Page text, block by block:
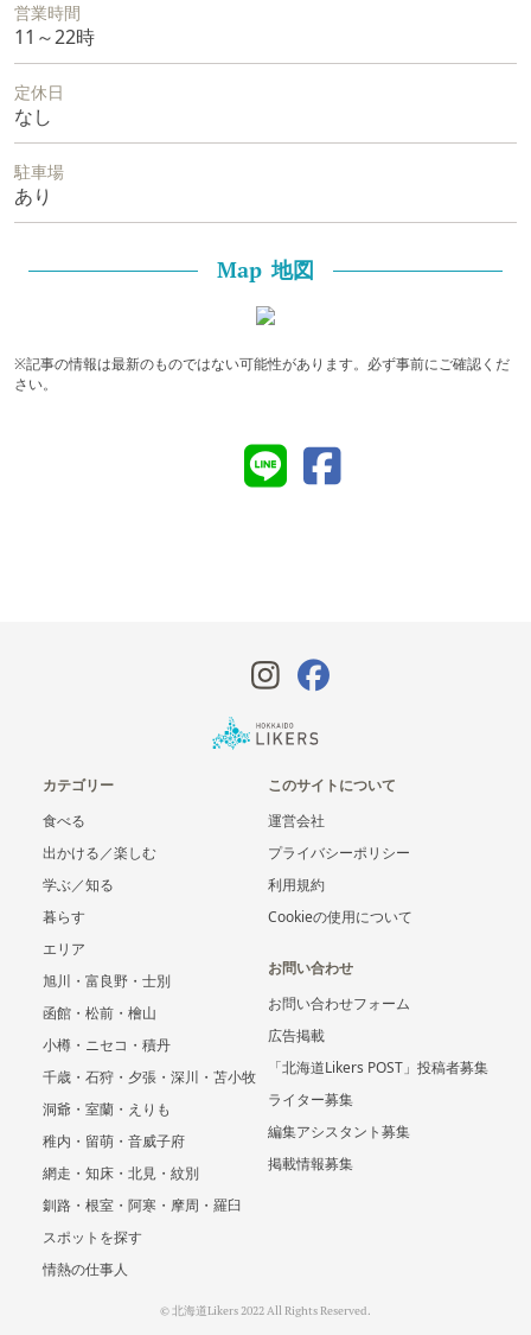
営業時間
11～22時
定休日
なし
駐車場
あり
Map 地図
※記事の情報は最新のものではない可能性があります。必ず事前にご確認くだ
さい。
カテゴリー
食べる
出かける／楽しむ
学ぶ／知る
暮らす
エリア
旭川・富良野・士別
函館・松前・檜山
小樽・ニセコ・積丹
千歳・石狩・夕張・深川・苫小牧
洞爺・室蘭・えりも
稚内・留萌・音威子府
網走・知床・北見・紋別
釧路・根室・阿寒・摩周・羅臼
スポットを探す
情熱の仕事人
このサイトについて
運営会社
プライバシーポリシー
利用規約
Cookieの使用について
お問い合わせ
お問い合わせフォーム
広告掲載
「北海道Likers POST」投稿者募集
ライター募集
編集アシスタント募集
掲載情報募集
© 北海道Likers 2022 All Rights Reserved.